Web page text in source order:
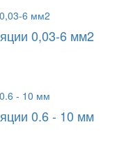
0,03-6 мм2
0.6 - 10 мм